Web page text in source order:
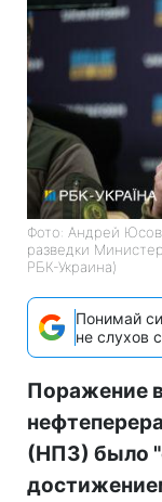
Фото: Андрей
разведки
РБК-Украина)
Понимай
не слухов с
Поражение
(НПЗ) было